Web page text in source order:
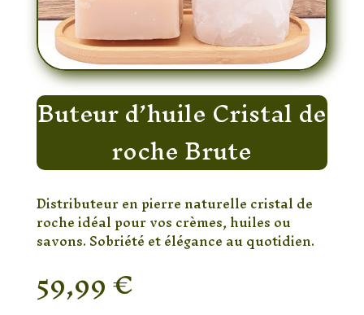
Buteur d’huile Cristal de
roche Brute
Distributeur en pierre naturelle cristal de
roche idéal pour vos crèmes, huiles ou
savons. Sobriété et élégance au quotidien.
59,99€